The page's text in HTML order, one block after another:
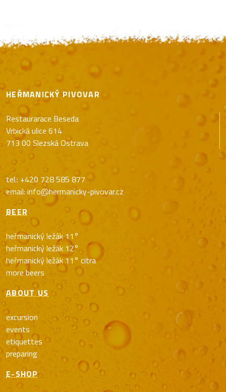
HEŘMANICKÝ PIVOVAR
Restaurarace Beseda
Vrbická ulice 614
713 00 Slezská Ostrava
tel.: +420 728 585 877
email: info@hermanicky-pivovar.cz
BEER
heřmanický ležák 11°
heřmanický ležák 12°
heřmanický ležák 11° citra
more beers
ABOUT US
excursion
events
etiquettes
preparing
E-SHOP